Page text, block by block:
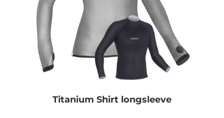
Titanium Shirt longsleeve